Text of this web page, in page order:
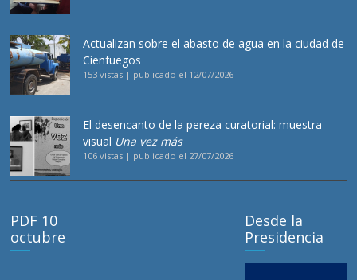
Actualizan sobre el abasto de agua en la ciudad de
Cienfuegos
153 vistas | publicado el 12/07/2026
El desencanto de la pereza curatorial: muestra
visual Una vez más
106 vistas | publicado el 27/07/2026
PDF 10
octubre
Desde la
Presidencia